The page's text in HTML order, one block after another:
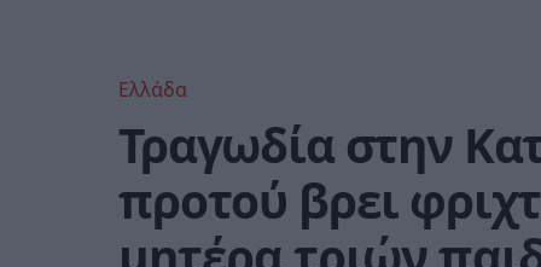
Ελλάδα
Τραγωδία στην
προτού βρει